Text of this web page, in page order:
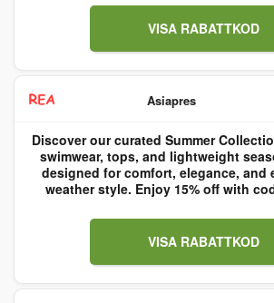
VISA RABATTKOD
Asiapres
Discover our curated Summer
swimwear, tops, and lightweight
designed for comfort, elegance, and
weather style. Enjoy 15% off with
VISA RABATTKOD